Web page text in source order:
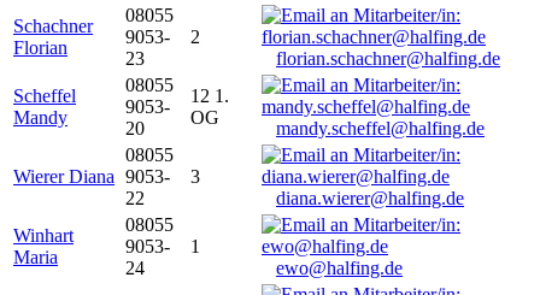
Schachner
Florian
08055
9053-
23
2
florian.schachner@halfing.de
Scheffel
Mandy
08055
9053-
20
12 1.
OG
mandy.scheffel@halfing.de
Wierer Diana
08055
9053-
22
3
diana.wierer@halfing.de
Winhart
Maria
08055
9053-
24
1
ewo@halfing.de